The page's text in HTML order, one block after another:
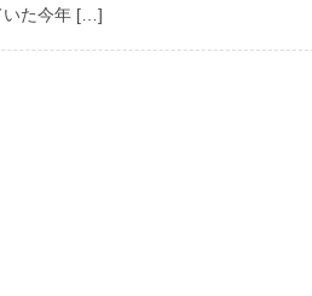
いた今年 […]